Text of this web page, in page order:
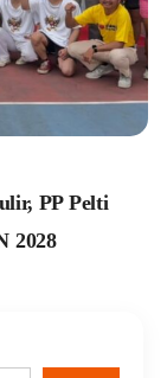
PP Pelti
2028